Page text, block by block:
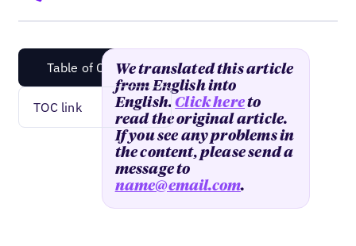
Table of Content
TOC link
We translated this article
from English into
English.Click hereto
read the original article.
If you see any problems in
the content, please send a
message to
name@email.com.